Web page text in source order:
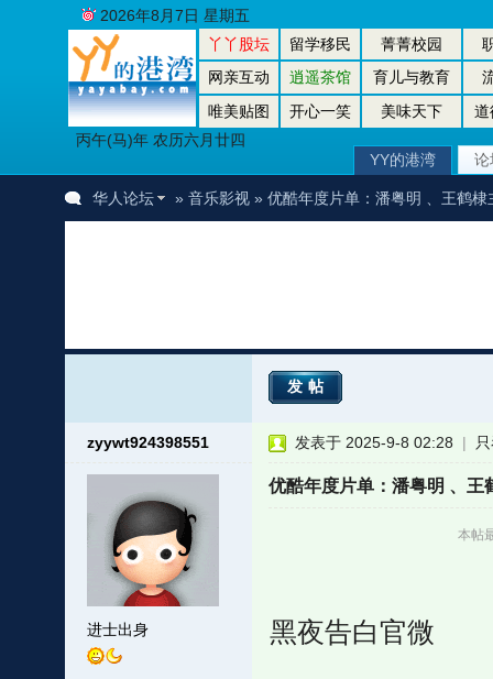
丫丫股坛 留学移民 菁菁校园
网亲互动
逍遥茶馆 育儿与教育
唯美贴图
开心一笑 美味天下
道
丙午(马)年 农历六月廿四
2026年8月7日 星期五
YY的港湾 论
华人论坛 » 音乐影视» ​优酷年度片单：潘粤明 、王鹤棣
发帖
zyywt924398551
进士出身
发表于 2025-9-8 02:28 |
优酷年度片单：潘粤明 、王
本帖
黑夜告白官微